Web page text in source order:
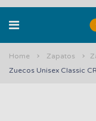
Home Zapatos
Zuecos Unisex Classic